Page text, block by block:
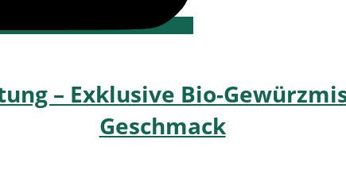
– Exklusive Bio-
Geschmack